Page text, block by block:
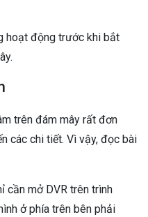
hoạt động trước khi bắt
trên đám mây rất đơn
các chi tiết. Vì vậy, đọc bài
cần mở DVR trên trình
ở phía trên bên phải